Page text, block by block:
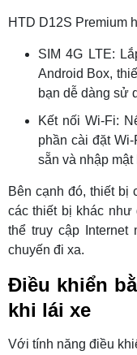
HTD D12S Premium
SIM 4G LTE:
Android Box,
bạn dễ dàng sử
Kết nối Wi-Fi:
phần cài đặt
sẵn và nhập mật
Bên cạnh đó, thiết bị
các thiết bị khác như
thể truy cập Internet
chuyến đi xa.
Điều khiển
khi lái xe
Với tính năng điều